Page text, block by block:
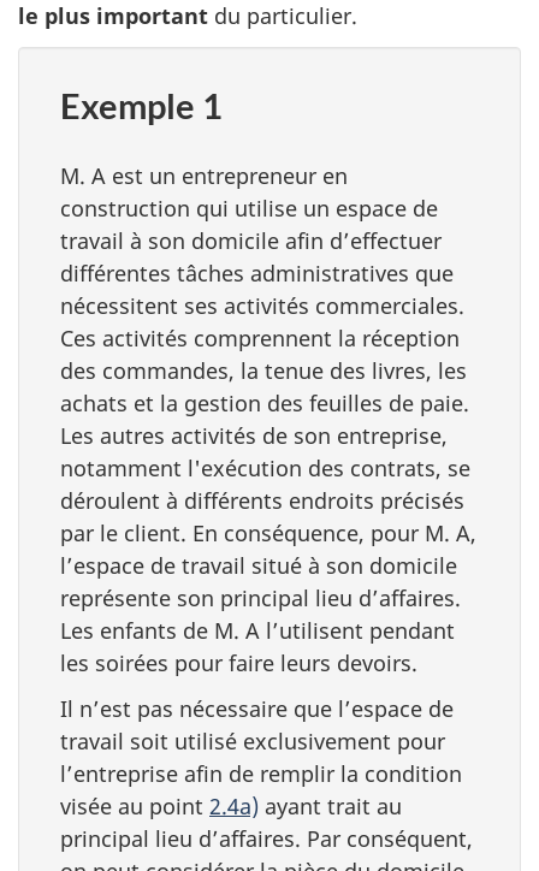
le plus important du particulier.
Exemple 1
M. A est un entrepreneur en
construction qui utilise un espace de
travail à son domicile afin d’effectuer
différentes tâches administratives que
nécessitent ses activités commerciales.
Ces activités comprennent la réception
des commandes, la tenue des livres, les
achats et la gestion des feuilles de paie.
Les autres activités de son entreprise,
notamment l'exécution des contrats, se
déroulent à différents endroits précisés
par le client. En conséquence, pour M. A,
l’espace de travail situé à son domicile
représente son principal lieu d’affaires.
Les enfants de M. A l’utilisent pendant
les soirées pour faire leurs devoirs.
Il n’est pas nécessaire que l’espace de
travail soit utilisé exclusivement pour
l’entreprise afin de remplir la condition
visée au point 2.4a) ayant trait au
principal lieu d’affaires. Par conséquent,